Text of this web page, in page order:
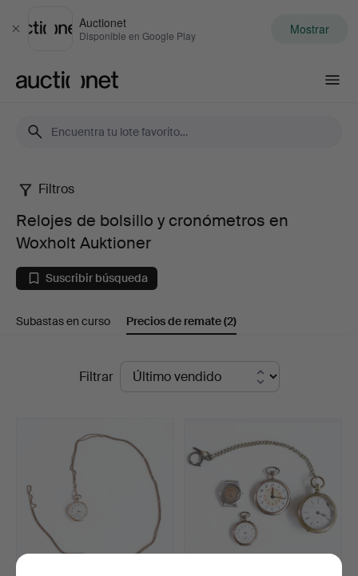
Cerrar
Auctionet
Disponible en Google Play Mostrar
Relojes
de
bolsillo
Woxholt
Auktioner
Filtros
Relojes de bolsillo y cronómetros en
Woxholt Auktioner
Suscribir búsqueda
Subastas en curso Precios de remate(2)
Filtrar